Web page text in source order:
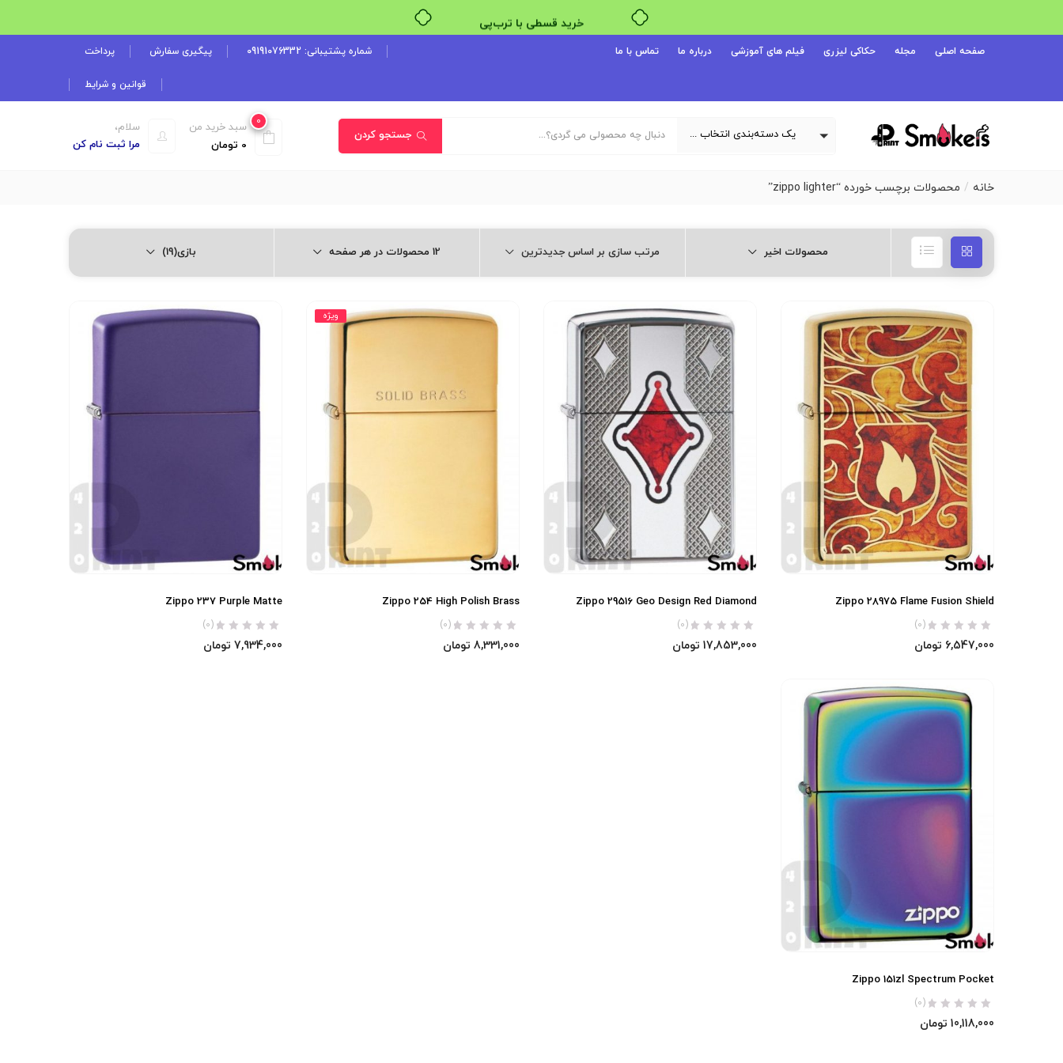
خرید قسطی با ترب‌پی
صفحه اصلی مجله حکاکی لیزری فیلم های آموزشی درباره ما تماس با ما شماره پشتیبانی: 09191076332 پیگیری سفارش پرداخت
قوانین و شرایط
یک دسته‌بندی انتخاب کنید جستجو کردن
سلام،
مرا ثبت نام کن
0
سبد خرید من
0 تومان
خانه محصولات برچسب خورده “zippo lighter”
محصولات اخیر مرتب سازی بر اساس جدیدترین 12 محصولات در هر صفحه بازی(19)
Zippo 28975 Flame Fusion Shield
(0)
6,547,000 تومان
Zippo 29516 Geo Design Red Diamond
(0)
17,853,000 تومان
ویژه
Zippo 254 High Polish Brass
(0)
8,331,000 تومان
Zippo 237 Purple Matte
(0)
7,934,000 تومان
Zippo 151zl Spectrum Pocket
(0)
10,118,000 تومان